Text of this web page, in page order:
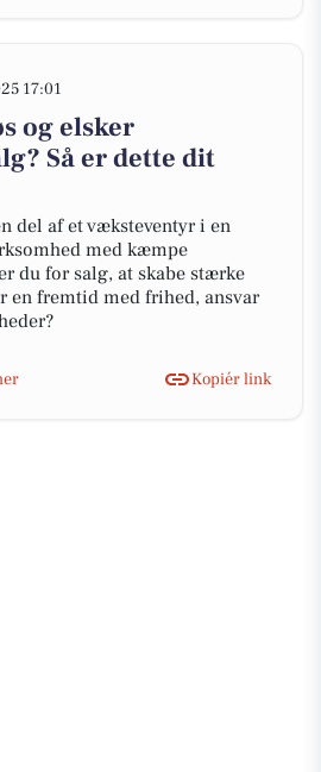
17:01
og elsker
Så er dette dit
del af et væksteventyr i en
med kæmpe
du for salg, at skabe stærke
en fremtid med frihed, ansvar
Kopiér link